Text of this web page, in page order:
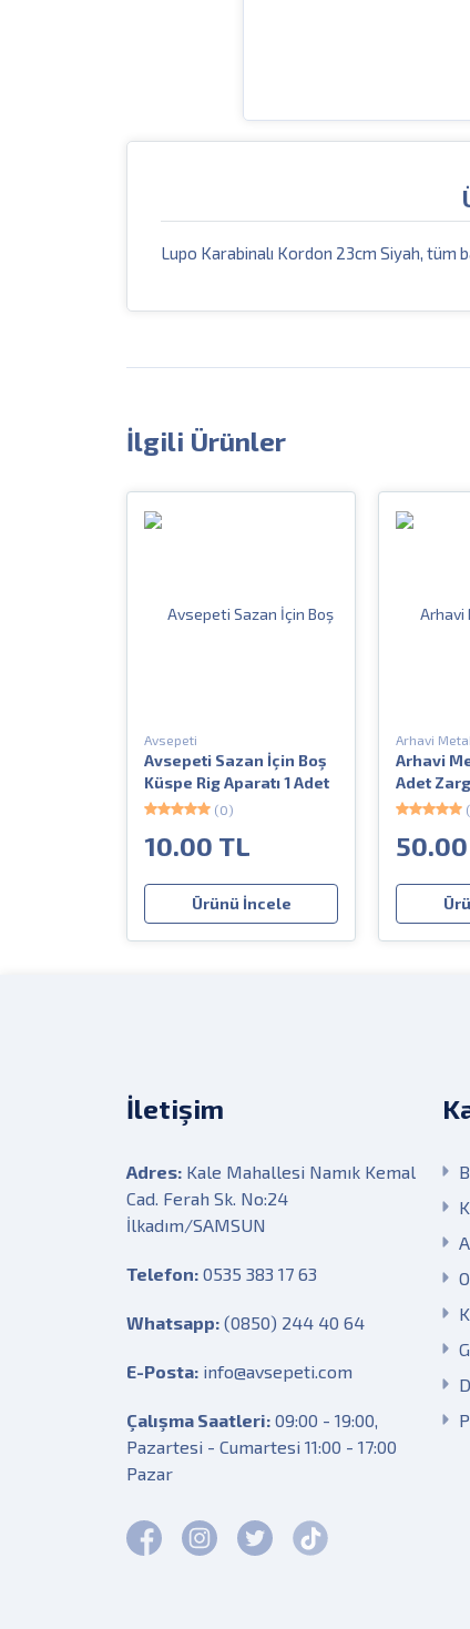
Lupo Karabinalı Kordon 23cm Siyah, tüm
İlgili Ürünler
Avsepeti
Avsepeti Sazan İçin Boş
Küspe Rig Aparatı 1 Adet
(0)
10.00 TL
Ürünü İncele
Arhavi
Arhavi
Adet
İletişim
Adres: Kale Mahallesi Namık Kemal
Cad. Ferah Sk. No:24
İlkadım/SAMSUN
Telefon: 0535 383 17 63
Whatsapp: (0850) 244 40 64
E-Posta: info@avsepeti.com
Çalışma Saatleri: 09:00 - 19:00,
Pazartesi - Cumartesi 11:00 - 17:00
Pazar